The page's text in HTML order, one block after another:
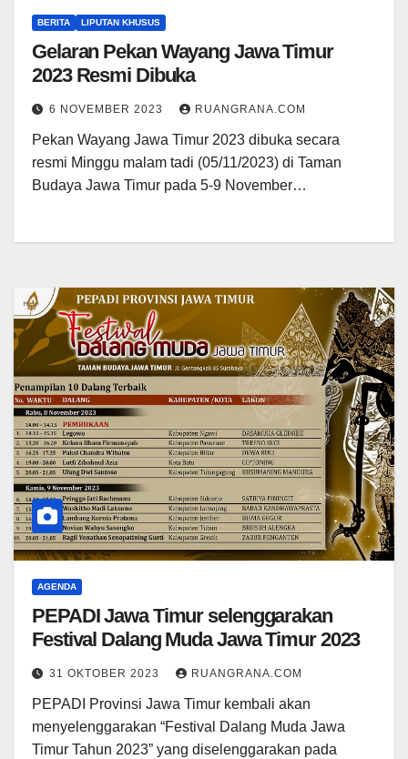
BERITA LIPUTAN KHUSUS
Gelaran Pekan Wayang Jawa Timur
2023 Resmi Dibuka
6 NOVEMBER 2023 RUANGRANA.COM
Pekan Wayang Jawa Timur 2023 dibuka secara
resmi Minggu malam tadi (05/11/2023) di Taman
Budaya Jawa Timur pada 5-9 November…
AGENDA
PEPADI Jawa Timur selenggarakan
Festival Dalang Muda Jawa Timur 2023
31 OKTOBER 2023 RUANGRANA.COM
PEPADI Provinsi Jawa Timur kembali akan
menyelenggarakan “Festival Dalang Muda Jawa
Timur Tahun 2023” yang diselenggarakan pada